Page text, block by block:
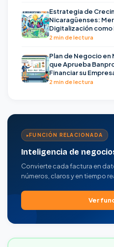
Estrategia de
Nicaragüenses:
Digitalización como
2 min de lectura
Plan de Negocio en
que Aprueba
Financiar su
2 min de lectura
FUNCIÓN RELACIONADA
Inteligencia de
Convierte cada factura en
números, claros y en tiempo
Ver